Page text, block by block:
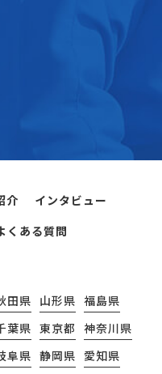
介
インタビュー
くある質問
田県 山形県 福島県
葉県 東京都 神奈川県
阜県 静岡県 愛知県